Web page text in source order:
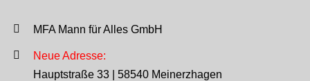
MFA Mann für Alles GmbH
Neue Adresse:
Hauptstraße 33 | 58540 Meinerzhagen